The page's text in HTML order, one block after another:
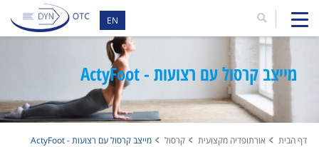
EN
מייצב קרסול עם רצועות - ActyFoot
דף הבית אורתופדיה מקצועית קרסול מייצב קרסול עם רצועות - ActyFoot